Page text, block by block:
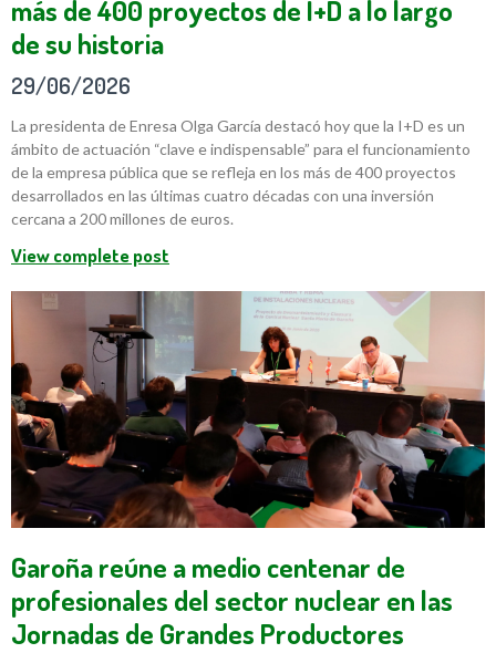
más de 400 proyectos de I+D a lo largo
de su historia
29/06/2026
La presidenta de Enresa Olga García destacó hoy que la I+D es un
ámbito de actuación “clave e indispensable” para el funcionamiento
de la empresa pública que se refleja en los más de 400 proyectos
desarrollados en las últimas cuatro décadas con una inversión
cercana a 200 millones de euros.
View complete post
Garoña reúne a medio centenar de
profesionales del sector nuclear en las
Jornadas de Grandes Productores